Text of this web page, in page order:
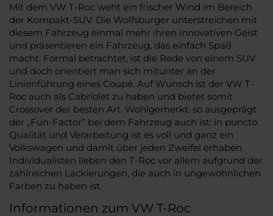
Mit dem VW T-Roc weht ein frischer Wind im Bereich
der Kompakt-SUV. Die Wolfsburger unterstreichen mit
diesem Fahrzeug einmal mehr ihren innovativen Geist
und präsentieren ein Fahrzeug, das einfach Spaß
macht. Formal betrachtet, ist die Rede von einem SUV
und doch orientiert man sich mitunter an der
Linienführung eines Coupé. Auf Wunsch ist der VW T-
Roc auch als Cabriolet zu haben und bietet somit
Crossover der besten Art. Wohlgemerkt: so ausgeprägt
der „Fun-Factor“ bei dem Fahrzeug auch ist: in puncto
Qualität und Verarbeitung ist es voll und ganz ein
Volkswagen und damit über jeden Zweifel erhaben.
Individualisten lieben den T-Roc vor allem aufgrund der
zahlreichen Lackierungen, die auch in ungewöhnlichen
Farben zu haben ist.
Informationen zum VW T-Roc